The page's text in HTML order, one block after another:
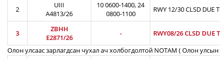
2
UIII
A4813/26
10 0600-1400, 24
0800-1100
RWY 12/30 CLSD DUE
3
ZBHH
E2871/26
-
RWY08/26 CLSD DUE
Олон улсаас зарлагдсан чухал ач холбогдолтой NOTAM ( Олон улсын